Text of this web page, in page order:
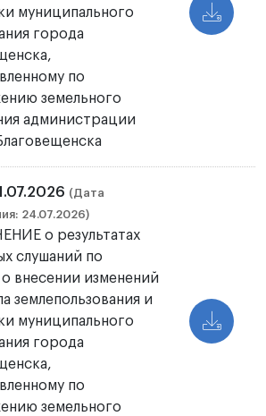
муниципального
города
по
земельного
администрации
(Дата
24.07.2026)
о результатах
слушаний по
внесении изменений
землепользования и
муниципального
города
по
земельного